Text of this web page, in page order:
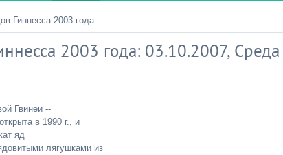
Гиннесса 2003 года:
2003 года: 03.10.2007, Среда
Гвинеи --
в 1990 г., и
яд
лягушками из